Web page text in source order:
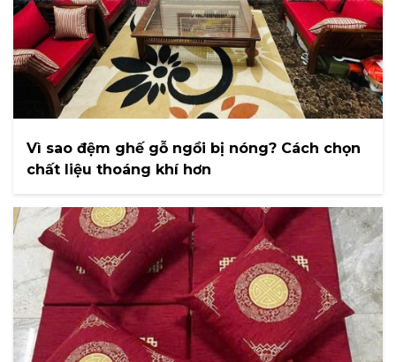
Vì sao đệm ghế gỗ ngồi bị nóng? Cách chọn
chất liệu thoáng khí hơn